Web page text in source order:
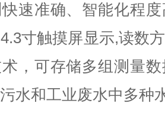
速准确、智能化程
寸触摸屏显示,读数
，可存储多组测量
水和工业废水中多种